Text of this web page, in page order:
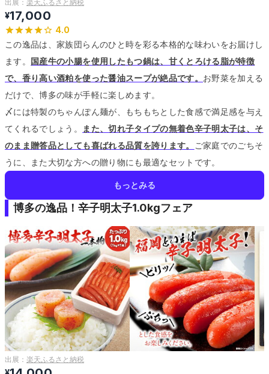
出展： 楽天ふるさと納税
¥17,000
4.0
この逸品は、家族団らんのひと時を彩る本格的な味わいをお届けし
ます。 国産牛の小腸を使用したもつ鍋は、甘くとろける脂が特徴
で、香り高い酒粕を使った醤油スープが絶品です。 お野菜を加える
だけで、博多の味が手軽に楽しめます。
〆には特製のちゃんぽん麺が、もちもちとした食感で満足感を与え
てくれるでしょう。
また、切れ子タイプの無着色辛子明太子は、そ
のまま贈答品としても喜ばれる品質を誇ります。
ご家庭でのごちそ
うに、また大切な方への贈り物にも最適なセットです。
もっとみる
博多の逸品！辛子明太子1.0kgフェア
出展： 楽天ふるさと納税